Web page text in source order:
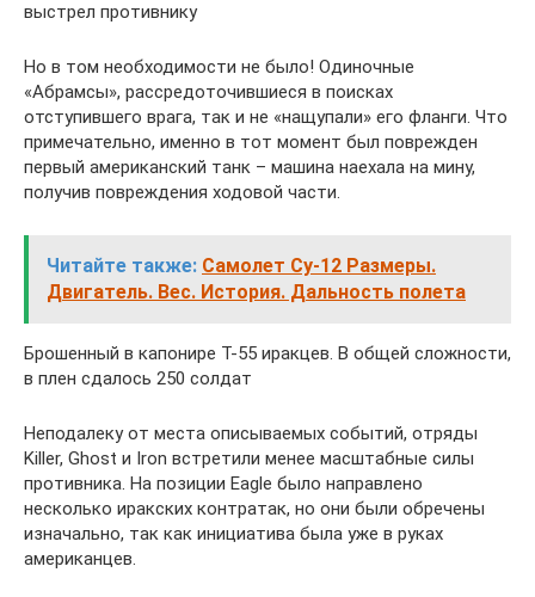
выстрел противнику
Но в том необходимости не было! Одиночные
«Абрамсы», рассредоточившиеся в поисках
отступившего врага, так и не «нащупали» его фланги. Что
примечательно, именно в тот момент был поврежден
первый американский танк – машина наехала на мину,
получив повреждения ходовой части.
Читайте также: Самолет Су-12 Размеры.
Двигатель. Вес. История. Дальность полета
Брошенный в капонире Т-55 иракцев. В общей сложности,
в плен сдалось 250 солдат
Неподалеку от места описываемых событий, отряды
Killer, Ghost и Iron встретили менее масштабные силы
противника. На позиции Eagle было направлено
несколько иракских контратак, но они были обречены
изначально, так как инициатива была уже в руках
американцев.